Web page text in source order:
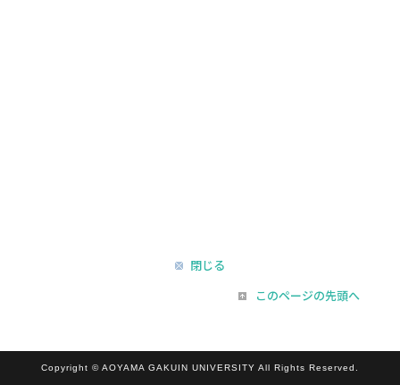
閉じる
このページの先頭へ
Copyright © AOYAMA GAKUIN UNIVERSITY All Rights Reserved.